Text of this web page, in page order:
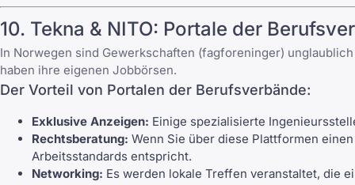
10. Tekna & NITO: Portale der
In Norwegen sind Gewerkschaften (fagforeninger)
haben ihre eigenen Jobbörsen.
Der Vorteil von Portalen der Berufsverbände:
Exklusive Anzeigen: Einige spezialisierte
Rechtsberatung: Wenn Sie über diese Plattformen
Arbeitsstandards entspricht.
Networking: Es werden lokale Treffen veranstaltet, die